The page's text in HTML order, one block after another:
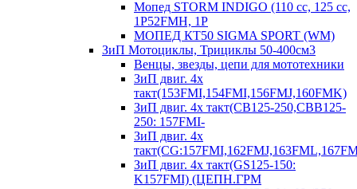
Мопед STORM INDIGO (110 сс, 125 cc,
1P52FMH, 1P
МОПЕД КТ50 SIGMA SPORT (WM)
ЗиП Мотоциклы, Трициклы 50-400см3
Венцы, звезды, цепи для мототехники
ЗиП двиг. 4х
такт(153FMI,154FMI,156FMJ,160FMK)
ЗиП двиг. 4х такт(CB125-250,CBB125-
250: 157FMI-
ЗиП двиг. 4х
ЗиП двиг. 4х такт(GS125-150:
K157FMI) (ЦЕПН.ГРМ